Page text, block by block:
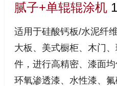
腻子+单辊辊涂机
适用于硅酸钙板/水泥纤
大板、美式橱柜、木门
件，进行高精密、漆面均
环氧渗透漆、水性漆、氟